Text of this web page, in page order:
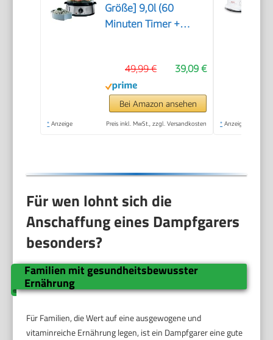
Größe] 9,0l (60
Minuten Timer +
Dampfgarbehälter +
Reisschale/Reiskocher
+ 6
Eierhalter/Eierkocher,
39,09 €
49,99 €
Bei Amazon ansehen
* Anzeige Preis inkl. MwSt., zzgl. Versandkosten * Anzeige
Für wen lohnt sich die
Anschaffung eines Dampfgarers
besonders?
Familien mit gesundheitsbewusster
Ernährung
Für Familien, die Wert auf eine ausgewogene und
vitaminreiche Ernährung legen, ist ein Dampfgarer eine gute